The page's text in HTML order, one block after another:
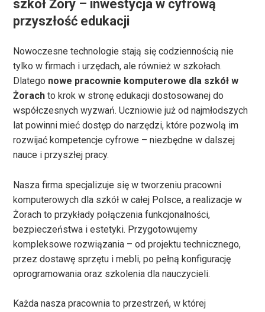
szkół Żory – inwestycja w cyfrową
przyszłość edukacji
Nowoczesne technologie stają się codziennością nie
tylko w firmach i urzędach, ale również w szkołach.
Dlatego nowe pracownie komputerowe dla szkół w
Żorach to krok w stronę edukacji dostosowanej do
współczesnych wyzwań. Uczniowie już od najmłodszych
lat powinni mieć dostęp do narzędzi, które pozwolą im
rozwijać kompetencje cyfrowe – niezbędne w dalszej
nauce i przyszłej pracy.
Nasza firma specjalizuje się w tworzeniu pracowni
komputerowych dla szkół w całej Polsce, a realizacje w
Żorach to przykłady połączenia funkcjonalności,
bezpieczeństwa i estetyki. Przygotowujemy
kompleksowe rozwiązania – od projektu technicznego,
przez dostawę sprzętu i mebli, po pełną konfigurację
oprogramowania oraz szkolenia dla nauczycieli.
Każda nasza pracownia to przestrzeń, w której